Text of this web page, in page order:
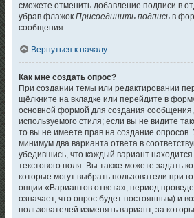
сможете отменить добавление подписи в
убрав флажокПрисоединить подпись в
сообщения.
Вернуться к началу
Как мне создать опрос?
При создании темы или редактировании
щёлкните на вкладке или перейдите в
основной формой для создания сообщения,
используемого стиля; если вы не видите
то вы не имеете прав на создание опросов.
минимум два варианта ответа в
убедившись, что каждый вариант
текстового поля. Вы также можете задать
которые могут выбрать пользователи при
опции «Вариантов ответа», период
означает, что опрос будет постоянным) и
пользователей изменять вариант, за